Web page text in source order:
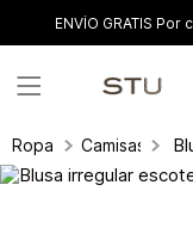
ENVÍO GRATIS
Ropa Camisas y